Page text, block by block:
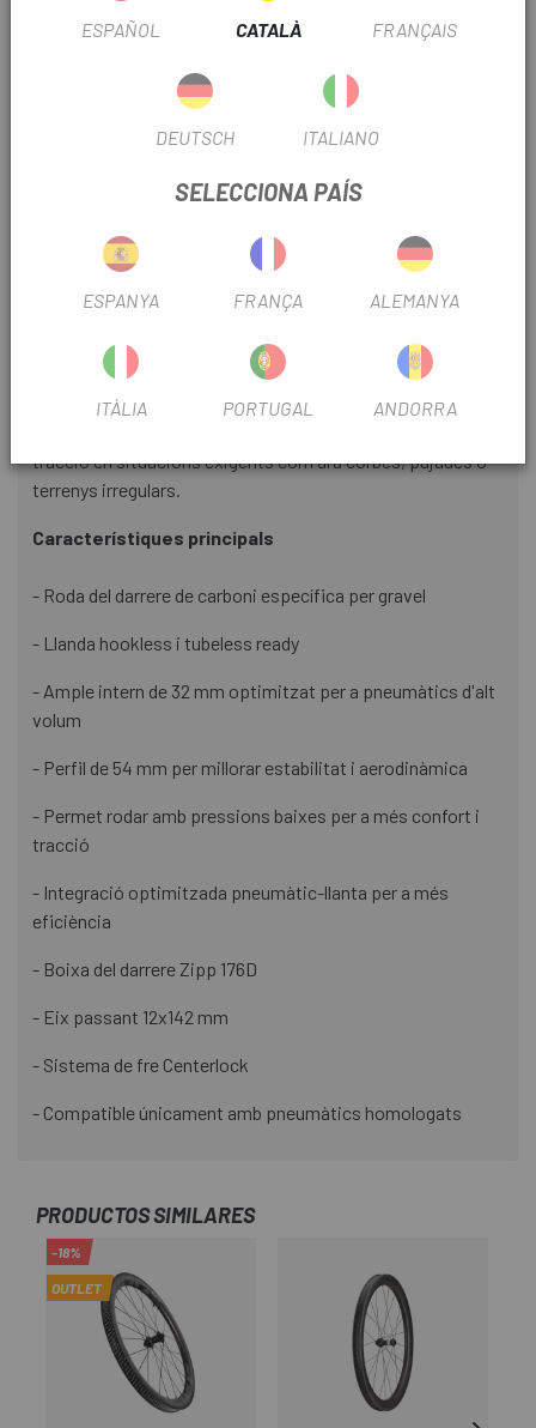
pressions més baixes, cosa que es tradueix en una millora
clara de l'adherència, més capacitat d'absorció
d'irregularitats i una conducció més estable en tota mena
El disseny de la llanta, amb 32 mm d'amplada interna i 54
mm de perfil, afavoreix una transició més homogènia entre
pneumàtic i roda, millorant l'eficiència aerodinàmica i
reduint la resistència a l'avenç. El resultat és una roda que
trams ràpids de gravel i pistes compactes.
A més, la construcció hookless i compatible amb tubeless
permet optimitzar el rendiment del conjunt, facilitant l'ús
de pressions baixes sense comprometre l'estabilitat. Això
tracció en situacions exigents com ara corbes, pujades o
terrenys irregulars.
Característiques principals
- Roda del darrere de carboni específica per gravel
- Llanda hookless i tubeless ready
- Ample intern de 32 mm optimitzat per a pneumàtics d'alt
volum
- Perfil de 54 mm per millorar estabilitat i aerodinàmica
- Permet rodar amb pressions baixes per a més confort i
tracció
- Integració optimitzada pneumàtic-llanta per a més
eficiència
- Boixa del darrere Zipp 176D
- Eix passant 12x142 mm
- Sistema de fre Centerlock
- Compatible únicament amb pneumàtics homologats
PRODUCTOS SIMILARES
-18%
OUTLET
ESPAÑOL CATALÀ FRANÇAIS
DEUTSCH ITALIANO
SELECCIONA PAÍS
ESPANYA FRANÇA ALEMANYA
ITÀLIA PORTUGAL ANDORRA